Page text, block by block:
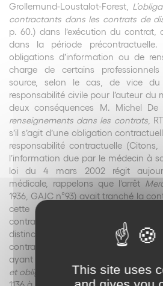
Grollemund-Loustalot-Forest,
contractants dans les contrats de
p. 60.) dans l’exécution du contrat,
dans la période
obligations d’information ou de
charge de certains
source, selon le cas, de vice
responsabilité civile pour l’auteur du
deux conséquences M. Michel De
renseignements dans les contrats,
s’il s’agit d’une obligation
responsabilité contractuelle
l’information due par le médecin à
loi du 4 mars 2002 régit
médicale, rappelons que l’arrêt
1936, GAJC n°93) avait tranché la
cette responsabilité en faveur
contractuelle), de résiliation, ou
distinction entre les sanctions
contractuelles d’information et des
ayant une incidence sur le
et obligations – obligation
This site uses